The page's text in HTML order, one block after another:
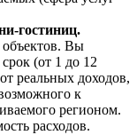
гостиниц.
Вы
(от 1 до 12
реальных доходов,
к
регионом.
расходов.